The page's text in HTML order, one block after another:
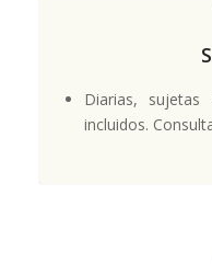
Diarias, sujetas
incluidos.